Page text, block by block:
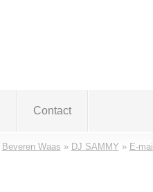
Contact
Beveren Waas » DJ SAMMY » E-mail